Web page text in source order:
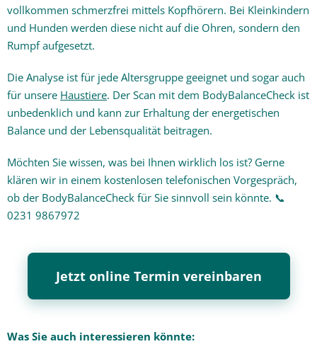
vollkommen schmerzfrei mittels Kopfhörern. Bei Kleinkindern
und Hunden werden diese nicht auf die Ohren, sondern den
Rumpf aufgesetzt.
Die Analyse ist für jede Altersgruppe geeignet und sogar auch
für unsere Haustiere. Der Scan mit dem BodyBalanceCheck ist
unbedenklich und kann zur Erhaltung der energetischen
Balance und der Lebensqualität beitragen.
Möchten Sie wissen, was bei Ihnen wirklich los ist? Gerne
klären wir in einem kostenlosen telefonischen Vorgespräch,
ob der BodyBalanceCheck für Sie sinnvoll sein könnte. 📞
0231 9867972
Jetzt online Termin vereinbaren
Was Sie auch interessieren könnte: